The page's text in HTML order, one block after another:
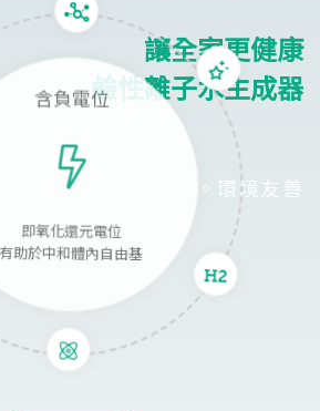
讓全家更健康
鹼性離子水生成器
健康。美容。環境友善
含負電位
即氧化還元電位
有助於中和體內自由基